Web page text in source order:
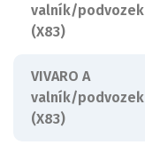
valník/podvozek
(X83)
VIVARO A
valník/podvozek
(X83)